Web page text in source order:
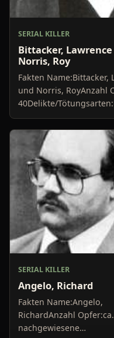
SERIAL KILLER
Bittacker, Lawrence
Norris, Roy
Fakten Name:Bittacker,
und Norris, RoyAnzahl
40Delikte/
Vergewaltigung,
wurde...
SERIAL KILLER
Angelo, Richard
Fakten Name:Angelo,
RichardAnzahl
nachgewiesene